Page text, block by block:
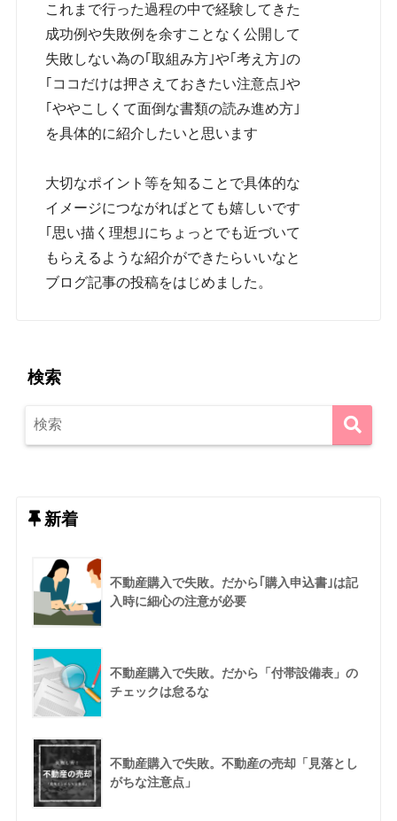
これまで行った過程の中で経験してきた
成功例や失敗例を余すことなく公開して
失敗しない為の｢取組み方｣や｢考え方｣の
｢ココだけは押さえておきたい注意点｣や
｢ややこしくて面倒な書類の読み進め方｣
を具体的に紹介したいと思います
大切なポイント等を知ることで具体的な
イメージにつながればとても嬉しいです
｢思い描く理想｣にちょっとでも近づいて
もらえるような紹介ができたらいいなと
ブログ記事の投稿をはじめました。
検索
新着
不動産購入で失敗。だから｢購入申込書｣は記
入時に細心の注意が必要
不動産購入で失敗。だから「付帯設備表」の
チェックは怠るな
不動産購入で失敗。不動産の売却「見落とし
がちな注意点」